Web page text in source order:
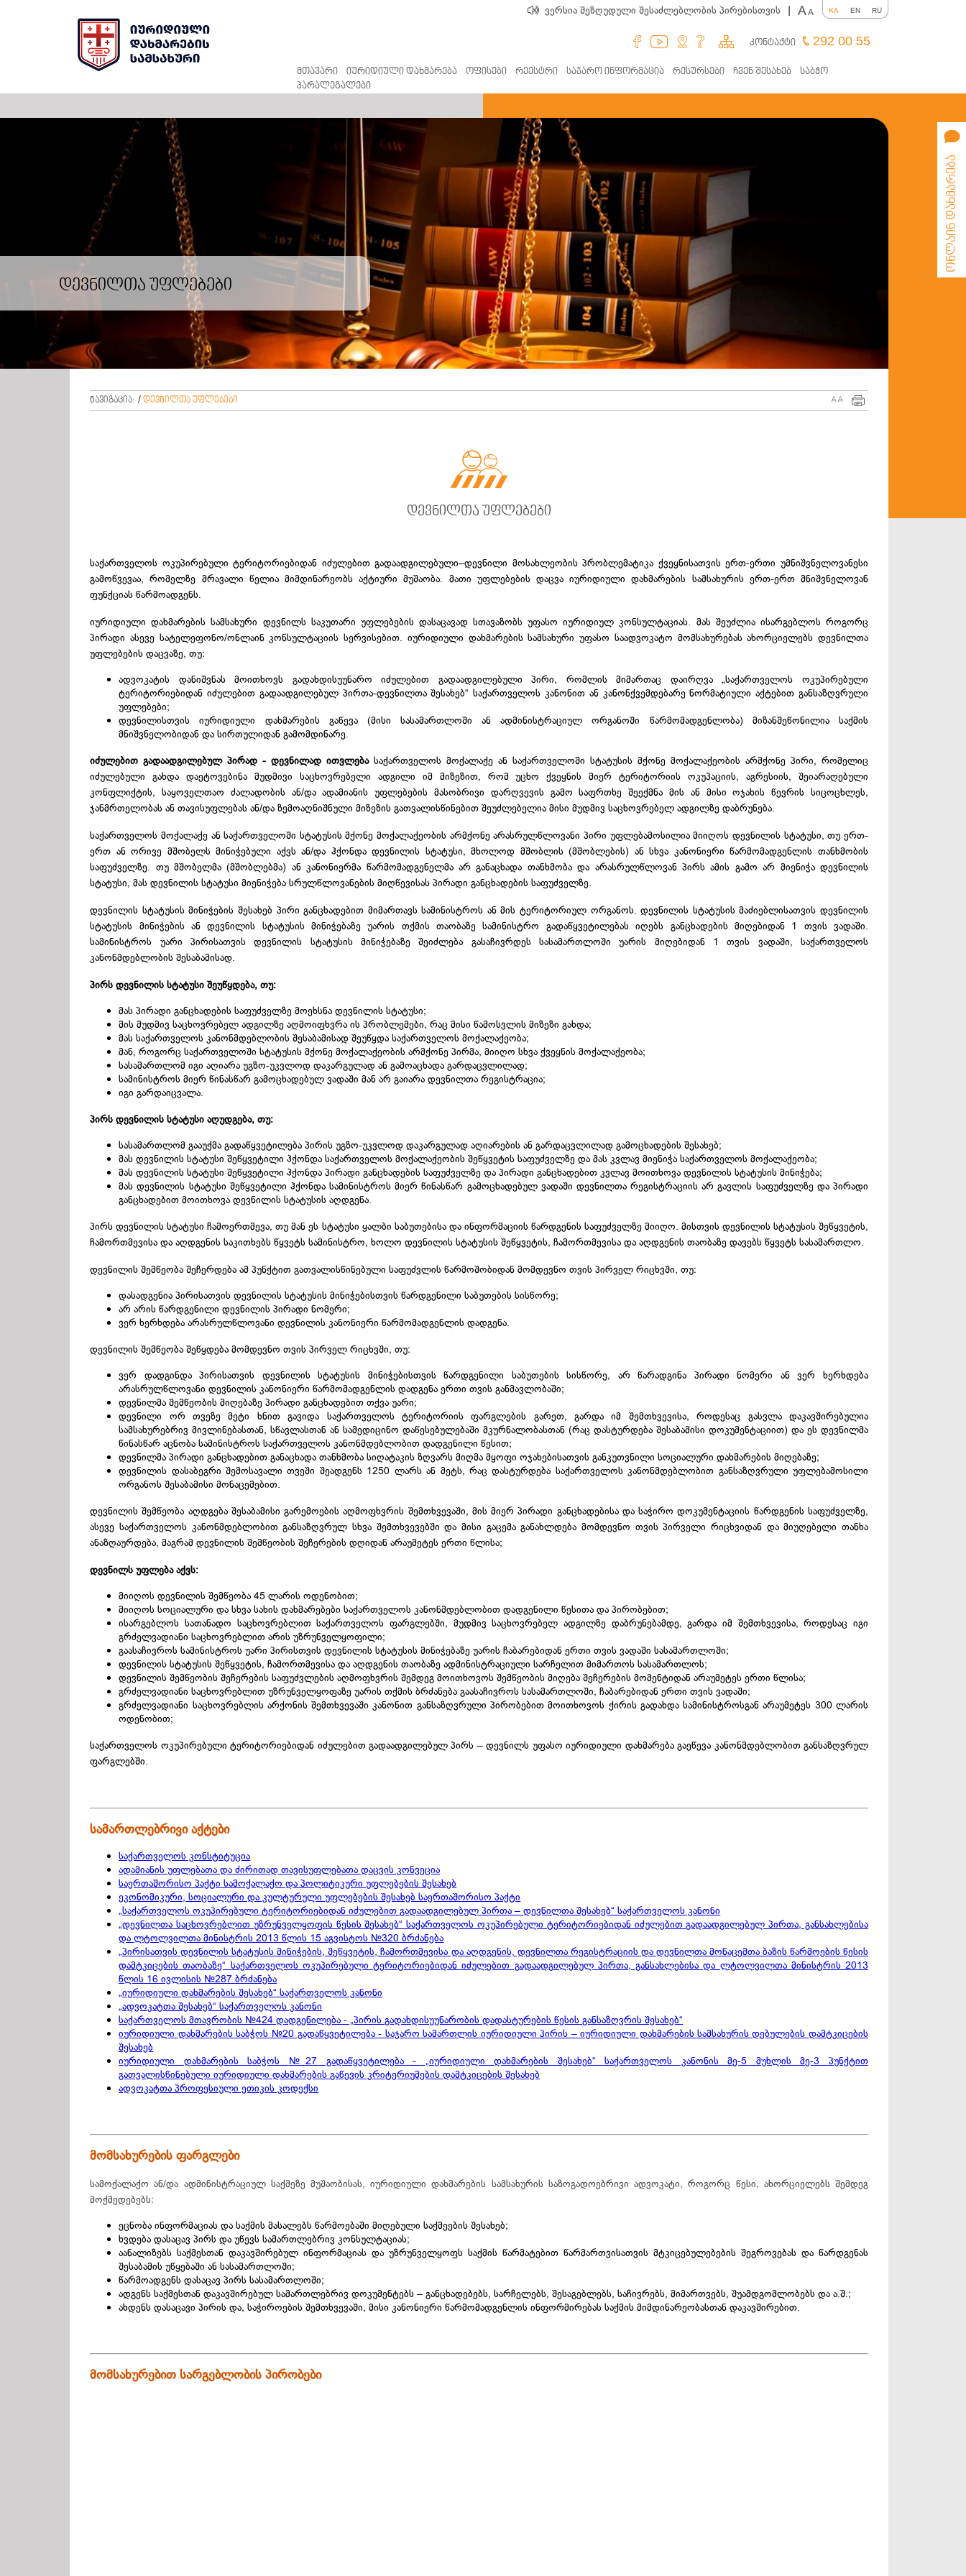
ვერსია შეზღუდული შესაძლებლობის პირებისთვის | AA KA EN RU
კონტაქტი 292 00 55
მთავარი იურიდიული დახმარება ოფისები რეესტრი საჯარო ინფორმაცია რესურსები ჩვენ შესახებ
საბჭო
პარალეგალები
დევნილთა უფლებები
ონლაინ დახმარება
ნავიგაცია: / დევნილთა უფლებები AA

დევნილთა უფლებები
საქართველოს ოკუპირებული ტერიტორიებიდან იძულებით გადაადგილებული–დევნილი მოსახლეობის პრობლემატიკა ქვეყნისათვის ერთ-ერთი უმნიშვნელოვანესი
გამოწვევაა, რომელზე მრავალი წელია მიმდინარეობს აქტიური მუშაობა. მათი უფლებების დაცვა იურიდიული დახმარების სამსახურის ერთ-ერთ მნიშვნელოვან
ფუნქციას წარმოადგენს.
იურიდიული დახმარების სამსახური დევნილს საკუთარი უფლებების დასაცავად სთავაზობს უფასო იურიდიულ კონსულტაციას. მას შეუძლია ისარგებლოს როგორც
პირადი ასევე სატელეფონო/ონლაინ კონსულტაციის სერვისებით. იურიდიული დახმარების სამსახური უფასო საადვოკატო მომსახურებას ახორციელებს დევნილთა
უფლებების დაცვაზე, თუ:
ადვოკატის დანიშვნას მოითხოვს გადახდისუუნარო იძულებით გადაადგილებული პირი, რომლის მიმართაც დაირღვა „საქართველოს ოკუპირებული
ტერიტორიებიდან იძულებით გადაადგილებულ პირთა-დევნილთა შესახებ“ საქართველოს კანონით ან კანონქვემდებარე ნორმატიული აქტებით განსაზღვრული
უფლებები;
დევნილისთვის იურიდიული დახმარების გაწევა (მისი სასამართლოში ან ადმინისტრაციულ ორგანოში წარმომადგენლობა) მიზანშეწონილია საქმის
მნიშვნელობიდან და სირთულიდან გამომდინარე.
იძულებით გადაადგილებულ პირად - დევნილად ითვლებასაქართველოს მოქალაქე ან საქართველოში სტატუსის მქონე მოქალაქეობის არმქონე პირი, რომელიც
იძულებული გახდა დაეტოვებინა მუდმივი საცხოვრებელი ადგილი იმ მიზეზით, რომ უცხო ქვეყნის მიერ ტერიტორიის ოკუპაციის, აგრესიის, შეიარაღებული
კონფლიქტის, საყოველთაო ძალადობის ან/და ადამიანის უფლებების მასობრივი დარღვევის გამო საფრთხე შეექმნა მის ან მისი ოჯახის წევრის სიცოცხლეს,
ჯანმრთელობას ან თავისუფლებას ან/და ზემოაღნიშნული მიზეზის გათვალისწინებით შეუძლებელია მისი მუდმივ საცხოვრებელ ადგილზე დაბრუნება.
საქართველოს მოქალაქე ან საქართველოში სტატუსის მქონე მოქალაქეობის არმქონე არასრულწლოვანი პირი უფლებამოსილია მიიღოს დევნილის სტატუსი, თუ ერთ-
ერთ ან ორივე მშობელს მინიჭებული აქვს ან/და ჰქონდა დევნილის სტატუსი, მხოლოდ მშობლის (მშობლების) ან სხვა კანონიერი წარმომადგენლის თანხმობის
საფუძველზე. თუ მშობელმა (მშობლებმა) ან კანონიერმა წარმომადგენელმა არ განაცხადა თანხმობა და არასრულწლოვან პირს ამის გამო არ მიენიჭა დევნილის
სტატუსი, მას დევნილის სტატუსი მიენიჭება სრულწლოვანების მიღწევისას პირადი განცხადების საფუძველზე.
დევნილის სტატუსის მინიჭების შესახებ პირი განცხადებით მიმართავს სამინისტროს ან მის ტერიტორიულ ორგანოს. დევნილის სტატუსის მაძიებლისათვის დევნილის
სტატუსის მინიჭების ან დევნილის სტატუსის მინიჭებაზე უარის თქმის თაობაზე სამინისტრო გადაწყვეტილებას იღებს განცხადების მიღებიდან 1 თვის ვადაში.
სამინისტროს უარი პირისათვის დევნილის სტატუსის მინიჭებაზე შეიძლება გასაჩივრდეს სასამართლოში უარის მიღებიდან 1 თვის ვადაში, საქართველოს
კანონმდებლობის შესაბამისად.
პირს დევნილის სტატუსი შეუწყდება, თუ:
მას პირადი განცხადების საფუძველზე მოეხსნა დევნილის სტატუსი;
მის მუდმივ საცხოვრებელ ადგილზე აღმოიფხვრა ის პრობლემები, რაც მისი წამოსვლის მიზეზი გახდა;
მას საქართველოს კანონმდებლობის შესაბამისად შეუწყდა საქართველოს მოქალაქეობა;
მან, როგორც საქართველოში სტატუსის მქონე მოქალაქეობის არმქონე პირმა, მიიღო სხვა ქვეყნის მოქალაქეობა;
სასამართლომ იგი აღიარა უგზო-უკვლოდ დაკარგულად ან გამოაცხადა გარდაცვლილად;
სამინისტროს მიერ წინასწარ გამოცხადებულ ვადაში მან არ გაიარა დევნილთა რეგისტრაცია;
იგი გარდაიცვალა.
პირს დევნილის სტატუსი აღუდგება, თუ:
სასამართლომ გააუქმა გადაწყვეტილება პირის უგზო-უკვლოდ დაკარგულად აღიარების ან გარდაცვლილად გამოცხადების შესახებ;
მას დევნილის სტატუსი შეწყვეტილი ჰქონდა საქართველოს მოქალაქეობის შეწყვეტის საფუძველზე და მას კვლავ მიენიჭა საქართველოს მოქალაქეობა;
მას დევნილის სტატუსი შეწყვეტილი ჰქონდა პირადი განცხადების საფუძველზე და პირადი განცხადებით კვლავ მოითხოვა დევნილის სტატუსის მინიჭება;
მას დევნილის სტატუსი შეწყვეტილი ჰქონდა სამინისტროს მიერ წინასწარ გამოცხადებულ ვადაში დევნილთა რეგისტრაციის არ გავლის საფუძველზე და პირადი
განცხადებით მოითხოვა დევნილის სტატუსის აღდგენა.
პირს დევნილის სტატუსი ჩამოერთმევა, თუ მან ეს სტატუსი ყალბი საბუთებისა და ინფორმაციის წარდგენის საფუძველზე მიიღო. მისთვის დევნილის სტატუსის შეწყვეტის,
ჩამორთმევისა და აღდგენის საკითხებს წყვეტს სამინისტრო, ხოლო დევნილის სტატუსის შეწყვეტის, ჩამორთმევისა და აღდგენის თაობაზე დავებს წყვეტს სასამართლო.
დევნილის შემწეობა შეჩერდება ამ პუნქტით გათვალისწინებული საფუძვლის წარმოშობიდან მომდევნო თვის პირველ რიცხვში, თუ:
დასადგენია პირისათვის დევნილის სტატუსის მინიჭებისთვის წარდგენილი საბუთების სისწორე;
არ არის წარდგენილი დევნილის პირადი ნომერი;
ვერ ხერხდება არასრულწლოვანი დევნილის კანონიერი წარმომადგენლის დადგენა.
დევნილის შემწეობა შეწყდება მომდევნო თვის პირველ რიცხვში, თუ:
ვერ დადგინდა პირისათვის დევნილის სტატუსის მინიჭებისთვის წარდგენილი საბუთების სისწორე, არ წარადგინა პირადი ნომერი ან ვერ ხერხდება
არასრულწლოვანი დევნილის კანონიერი წარმომადგენლის დადგენა ერთი თვის განმავლობაში;
დევნილმა შემწეობის მიღებაზე პირადი განცხადებით თქვა უარი;
დევნილი ორ თვეზე მეტი ხნით გავიდა საქართველოს ტერიტორიის ფარგლების გარეთ, გარდა იმ შემთხვევისა, როდესაც გასვლა დაკავშირებულია
სამსახურებრივ მივლინებასთან, სწავლასთან ან სამედიცინო დაწესებულებაში მკურნალობასთან (რაც დასტურდება შესაბამისი დოკუმენტაციით) და ეს დევნილმა
წინასწარ აცნობა სამინისტროს საქართველოს კანონმდებლობით დადგენილი წესით;
დევნილმა პირადი განცხადებით განაცხადა თანხმობა სიღატაკის ზღვარს მიღმა მყოფი ოჯახებისათვის განკუთვნილი სოციალური დახმარების მიღებაზე;
დევნილის დასაბეგრი შემოსავალი თვეში შეადგენს 1250 ლარს ან მეტს, რაც დასტურდება საქართველოს კანონმდებლობით განსაზღვრული უფლებამოსილი
ორგანოს შესაბამისი მონაცემებით.
დევნილის შემწეობა აღდგება შესაბამისი გარემოების აღმოფხვრის შემთხვევაში, მის მიერ პირადი განცხადებისა და საჭირო დოკუმენტაციის წარდგენის საფუძველზე,
ასევე საქართველოს კანონმდებლობით განსაზღვრულ სხვა შემთხვევებში და მისი გაცემა განახლდება მომდევნო თვის პირველი რიცხვიდან და მიუღებელი თანხა
ანაზღაურდება, მაგრამ დევნილის შემწეობის შეჩერების დღიდან არაუმეტეს ერთი წლისა;
დევნილს უფლება აქვს:
მიიღოს დევნილის შემწეობა 45 ლარის ოდენობით;
მიიღოს სოციალური და სხვა სახის დახმარებები საქართველოს კანონმდებლობით დადგენილი წესითა და პირობებით;
ისარგებლოს სათანადო საცხოვრებლით საქართველოს ფარგლებში, მუდმივ საცხოვრებელ ადგილზე დაბრუნებამდე, გარდა იმ შემთხვევისა, როდესაც იგი
გრძელვადიანი საცხოვრებლით არის უზრუნველყოფილი;
გაასაჩივროს სამინისტროს უარი პირისთვის დევნილის სტატუსის მინიჭებაზე უარის ჩაბარებიდან ერთი თვის ვადაში სასამართლოში;
დევნილის სტატუსის შეწყვეტის, ჩამორთმევისა და აღდგენის თაობაზე ადმინისტრაციული სარჩელით მიმართოს სასამართლოს;
დევნილის შემწეობის შეჩერების საფუძვლების აღმოფხვრის შემდეგ მოითხოვოს შემწეობის მიღება შეჩერების მომენტიდან არაუმეტეს ერთი წლისა;
გრძელვადიანი საცხოვრებლით უზრუნველყოფაზე უარის თქმის ბრძანება გაასაჩივროს სასამართლოში, ჩაბარებიდან ერთი თვის ვადაში;
გრძელვადიანი საცხოვრებლის არქონის შემთხვევაში კანონით განსაზღვრული პირობებით მოითხოვოს ქირის გადახდა სამინისტროსგან არაუმეტეს 300 ლარის
ოდენობით;
საქართველოს ოკუპირებული ტერიტორიებიდან იძულებით გადაადგილებულ პირს – დევნილს უფასო იურიდიული დახმარება გაეწევა კანონმდებლობით განსაზღვრულ
ფარგლებში.
სამართლებრივი აქტები
საქართველოს კონსტიტუცია
ადამიანის უფლებათა და ძირითად თავისუფლებათა დაცვის კონვეცია
საერთაშორისო პაქტი სამოქალაქო და პოლიტიკური უფლებების შესახებ
ეკონომიკური, სოციალური და კულტურული უფლებების შესახებ საერთაშორისო პაქტი
„საქართველოს ოკუპირებული ტერიტორიებიდან იძულებით გადაადგილებულ პირთა – დევნილთა შესახებ“ საქართველოს კანონი
„დევნილთა საცხოვრებლით უზრუნველყოფის წესის შესახებ“ საქართველოს ოკუპირებული ტერიტორიებიდან იძულებით გადაადგილებულ პირთა, განსახლებისა
და ლტოლვილთა მინისტრის 2013 წლის 15 აგვისტოს №320 ბრძანება
„პირისათვის დევნილის სტატუსის მინიჭების, შეწყვეტის, ჩამორთმევისა და აღდგენის, დევნილთა რეგისტრაციის და დევნილთა მონაცემთა ბაზის წარმოების წესის
დამტკიცების თაობაზე“ საქართველოს ოკუპირებული ტერიტორიებიდან იძულებით გადაადგილებულ პირთა, განსახლებისა და ლტოლვილთა მინისტრის 2013
წლის 16 ივლისის №287 ბრძანება
„იურიდიული დახმარების შესახებ“ საქართველოს კანონი
„ადვოკატთა შესახებ“ საქართველოს კანონი
საქართველოს მთავრობის №424 დადგენილება - „პირის გადახდისუუნარობის დადასტურების წესის განსაზღვრის შესახებ“
იურიდიული დახმარების საბჭოს №20 გადაწყვეტილება - საჯარო სამართლის იურიდიული პირის – იურიდიული დახმარების სამსახურის დებულების დამტკიცების
შესახებ
იურიდიული დახმარების საბჭოს №27 გადაწყვეტილება - „იურიდიული დახმარების შესახებ“ საქართველოს კანონის მე-5 მუხლის მე-3 პუნქტით
გათვალისწინებული იურიდიული დახმარების გაწევის კრიტერიუმების დამტკიცების შესახებ
ადვოკატთა პროფესიული ეთიკის კოდექსი
მომსახურების ფარგლები
სამოქალაქო ან/და ადმინისტრაციულ საქმეზე მუშაობისას, იურიდიული დახმარების სამსახურის საზოგადოებრივი ადვოკატი, როგორც წესი, ახორციელებს შემდეგ
მოქმედებებს:
ეცნობა ინფორმაციას და საქმის მასალებს წარმოებაში მიღებული საქმეების შესახებ;
ხვდება დასაცავ პირს და უწევს სამართლებრივ კონსულტაციას;
აანალიზებს საქმესთან დაკავშირებულ ინფორმაციას და უზრუნველყოფს საქმის წარმატებით წარმართვისათვის მტკიცებულებების შეგროვებას და წარდგენას
შესაბამის უწყებაში ან სასამართლოში;
წარმოადგენს დასაცავ პირს სასამართლოში;
ადგენს საქმესთან დაკავშირებულ სამართლებრივ დოკუმენტებს – განცხადებებს, სარჩელებს, შესაგებლებს, საჩივრებს, მიმართვებს, შუამდგომლობებს და ა.შ.;
ახდენს დასაცავი პირის და, საჭიროების შემთხვევაში, მისი კანონიერი წარმომადგენლის ინფორმირებას საქმის მიმდინარეობასთან დაკავშირებით.
მომსახურებით სარგებლობის პირობები